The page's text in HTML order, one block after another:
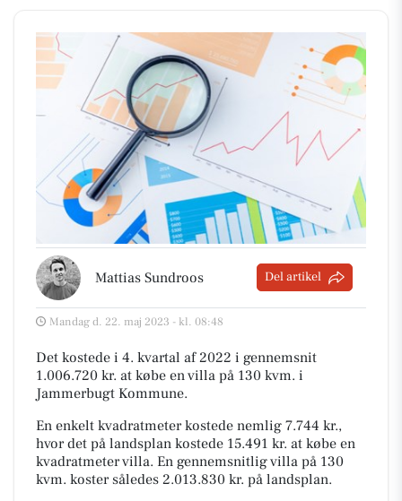
Mattias Sundroos Del artikel
Mandag d. 22. maj 2023 - kl. 08:48
Det kostede i 4. kvartal af 2022 i gennemsnit
1.006.720 kr. at købe en villa på 130 kvm. i
Jammerbugt Kommune.
En enkelt kvadratmeter kostede nemlig 7.744 kr.,
hvor det på landsplan kostede 15.491 kr. at købe en
kvadratmeter villa. En gennemsnitlig villa på 130
kvm. koster således 2.013.830 kr. på landsplan.